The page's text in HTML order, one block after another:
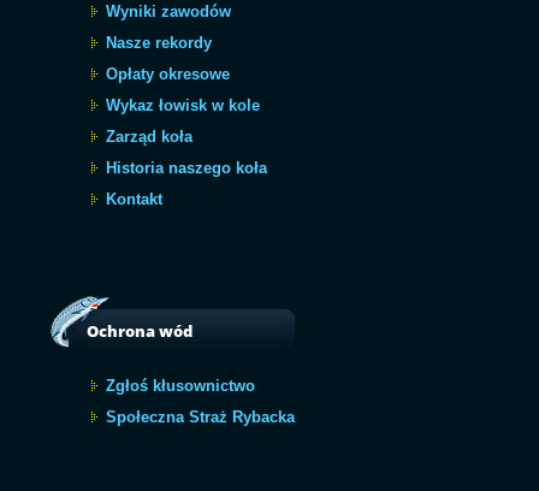
Wyniki zawodów
Nasze rekordy
Opłaty okresowe
Wykaz łowisk w kole
Zarząd koła
Historia naszego koła
Kontakt
Ochrona wód
Zgłoś kłusownictwo
Społeczna Straż Rybacka